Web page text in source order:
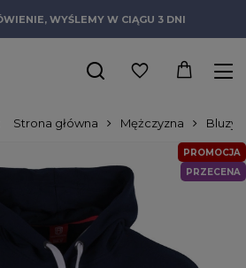
WYŚLEMY W CIĄGU 3 DNI
Strona główna Mężczyzna Bluzy
PROMOCJA
PRZECENA